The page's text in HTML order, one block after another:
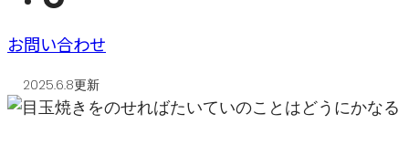
お問い合わせ
2025.6.8更新